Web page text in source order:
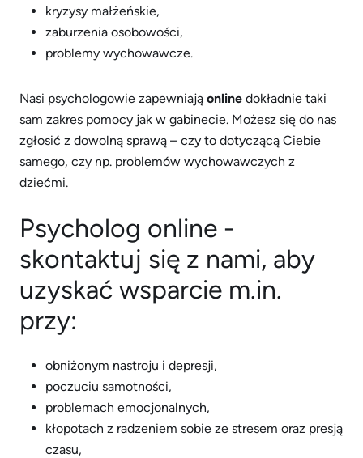
kryzysy małżeńskie,
zaburzenia osobowości,
problemy wychowawcze.
Nasi psychologowie zapewniają online dokładnie taki
sam zakres pomocy jak w gabinecie. Możesz się do nas
zgłosić z dowolną sprawą – czy to dotyczącą Ciebie
samego, czy np. problemów wychowawczych z
dziećmi.
Psycholog online -
skontaktuj się z nami, aby
uzyskać wsparcie m.in.
przy:
obniżonym nastroju i depresji,
poczuciu samotności,
problemach emocjonalnych,
kłopotach z radzeniem sobie ze stresem oraz presją
czasu,